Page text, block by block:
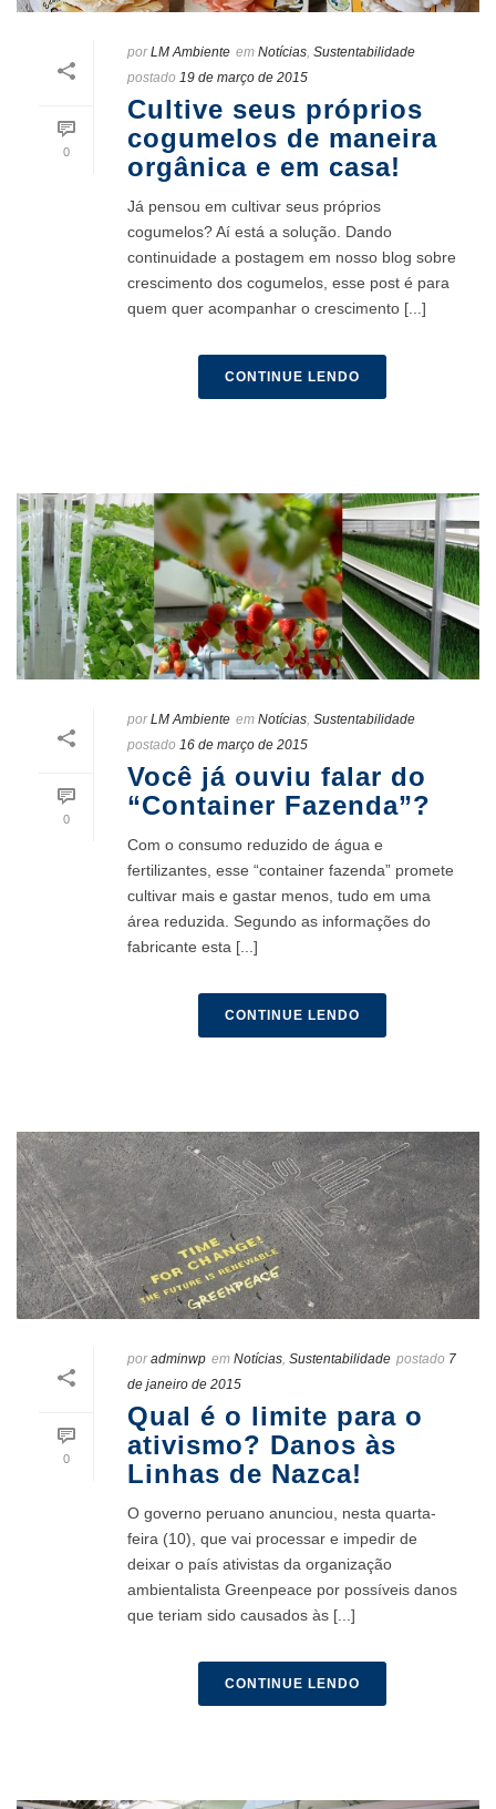
0
porLM Ambiente em Notícias Sustentabilidade
postado 19 de março de 2015
Cultive seus próprios
cogumelos de maneira
orgânica e em casa!
Já pensou em cultivar seus próprios
cogumelos? Aí está a solução. Dando
continuidade a postagem em nosso blog sobre
crescimento dos cogumelos, esse post é para
quem quer acompanhar o crescimento [...]
CONTINUE LENDO
0
porLM Ambiente em Notícias, Sustentabilidade
postado 16 de março de 2015
Você já ouviu falar do
“Container Fazenda”?
Com o consumo reduzido de água e
fertilizantes, esse “container fazenda” promete
cultivar mais e gastar menos, tudo em uma
área reduzida. Segundo as informações do
fabricante esta [...]
CONTINUE LENDO
0
poradminwp em Notícias, Sustentabilidade postado 7
de janeiro de 2015
Qual é o limite para o
ativismo? Danos às
Linhas de Nazca!
O governo peruano anunciou, nesta quarta-
feira (10), que vai processar e impedir de
deixar o país ativistas da organização
ambientalista Greenpeace por possíveis danos
que teriam sido causados às [...]
CONTINUE LENDO